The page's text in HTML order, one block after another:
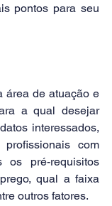
pontos para seu
área de atuação e
a qual desejar
interessados,
com
pré-requisitos
qual a faixa
outros fatores.